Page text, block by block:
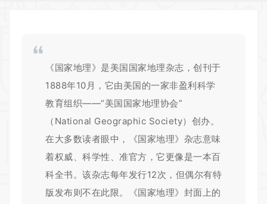
《国家地理》是美国国家地理杂志，创刊于
1888年10月，它由美国的一家非盈利科学
教育组织——“美国国家地理协会”
（National Geographic Society）创办。
在大多数读者眼中，《国家地理》杂志意味
着权威、科学性、准官方，它更像是一本百
科全书。该杂志每年发行12次，但偶尔有特
版发布则不在此限。《国家地理》封面上的